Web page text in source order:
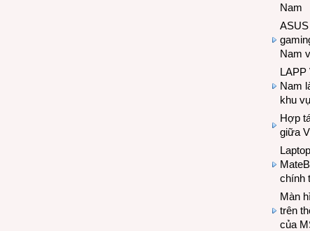
Nam
Nam
LAPP
Nam
khu
Hợp
giữa
chính
Màn
trên
của